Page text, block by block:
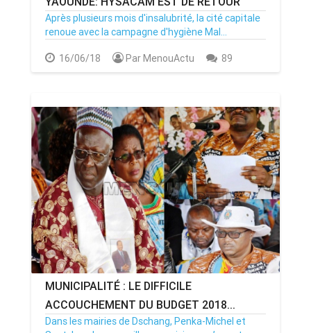
Après plusieurs mois d'insalubrité, la cité capitale
renoue avec la campagne d'hygiène Mal...
16/06/18 Par MenouActu 89
MUNICIPALITÉ : LE DIFFICILE
ACCOUCHEMENT DU BUDGET 2018...
Dans les mairies de Dschang, Penka-Michel et